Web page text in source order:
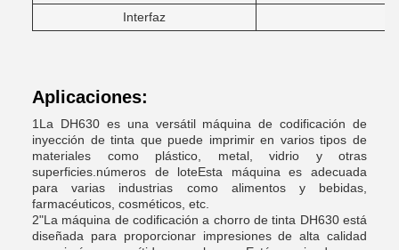
Interfaz
Aplicaciones:
1La DH630 es una versátil máquina de codificación de
inyección de tinta que puede imprimir en varios tipos de
materiales como plástico, metal, vidrio y otras
superficies.números de loteEsta máquina es adecuada
para varias industrias como alimentos y bebidas,
farmacéuticos, cosméticos, etc.
2"La máquina de codificación a chorro de tinta DH630 está
diseñada para proporcionar impresiones de alta calidad